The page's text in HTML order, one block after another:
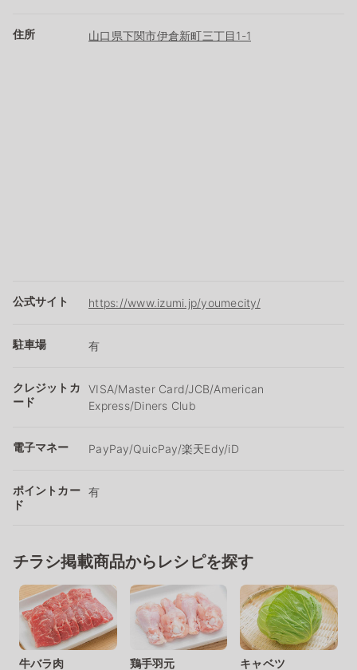
住所 山口県下関市伊倉新町三丁目1-1
公式サイト https://www.izumi.jp/youmecity/
駐車場 有
クレジットカ
ード
VISA/Master Card/JCB/American
Express/Diners Club
電子マネー PayPay/QuicPay/楽天Edy/iD
ポイントカー
ド
有
チラシ掲載商品からレシピを探す
牛バラ肉 鶏手羽元 キャベツ